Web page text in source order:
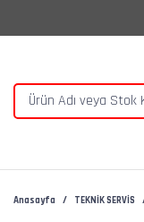
Anasayfa TEKNİK SERVİS